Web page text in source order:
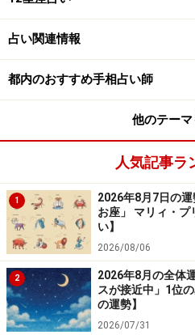
占い関連情報
都内のおすすめ手相占い師
他のテー
人気記事ラ
1
2026年8月7日の
お座」 マリィ・プ
い】
2026/08/06
2
2026年8月の全体
スが接近中」1位
の運勢】
2026/07/31